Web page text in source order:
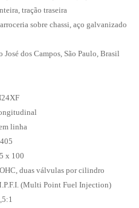
tração traseira
chassi, aço galvanizado
São Paulo, Brasil
linha
100
por cilindro
Point Fuel Injection)